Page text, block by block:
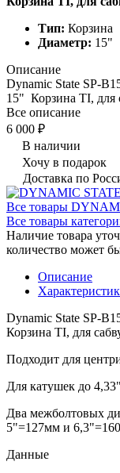
Тип: Корзина
Диаметр: 15"
Описание
Dynamic State SP-
15" Корзина TI, для
Все описание
6 000 ₽
В наличии
Хочу в подарок
Доставка по
Все товары
Все товары
Наличие товара
количество может
Описание
Dynamic State SP-
Корзина TI, для
Подходит для
Для катушек до
Два межболтовых
5"=127мм и
Данные